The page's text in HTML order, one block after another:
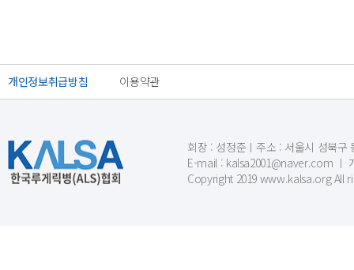
개인정보취급방침 이용약관
회장 : 성정준ㅣ주소 : 서울시 성북구
E-mail : kalsa2001@naver.com ㅣ
Copyright 2019 www.kalsa.org All